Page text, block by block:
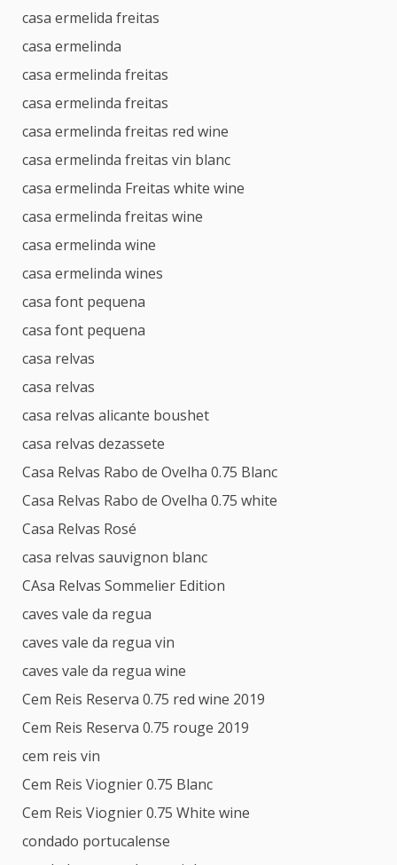
casa ermelida freitas
casa ermelinda
casa ermelinda freitas
casa ermelinda freitas
casa ermelinda freitas red wine
casa ermelinda freitas vin blanc
casa ermelinda Freitas white wine
casa ermelinda freitas wine
casa ermelinda wine
casa ermelinda wines
casa font pequena
casa font pequena
casa relvas
casa relvas
casa relvas alicante boushet
casa relvas dezassete
Casa Relvas Rabo de Ovelha 0.75 Blanc
Casa Relvas Rabo de Ovelha 0.75 white
Casa Relvas Rosé
casa relvas sauvignon blanc
CAsa Relvas Sommelier Edition
caves vale da regua
caves vale da regua vin
caves vale da regua wine
Cem Reis Reserva 0.75 red wine 2019
Cem Reis Reserva 0.75 rouge 2019
cem reis vin
Cem Reis Viognier 0.75 Blanc
Cem Reis Viognier 0.75 White wine
condado portucalense